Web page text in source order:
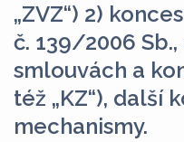
„ZVZ“) 2)
č. 139/2006
smlouvách a
též „KZ“), další
mechanismy.